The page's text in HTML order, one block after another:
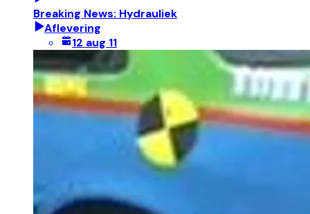
Breaking News: Hydrauliek
Aflevering
12 aug 11